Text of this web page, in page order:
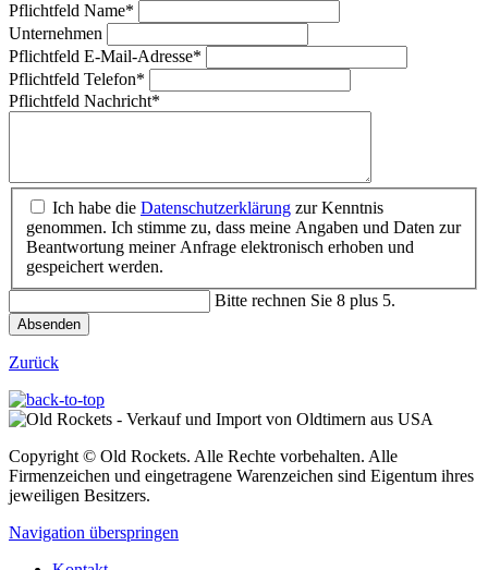
Pflichtfeld Name*
Unternehmen
Pflichtfeld E-Mail-Adresse*
Pflichtfeld Telefon*
Pflichtfeld Nachricht*
Ich habe die Datenschutzerklärung zur Kenntnis
genommen. Ich stimme zu, dass meine Angaben und Daten zur
Beantwortung meiner Anfrage elektronisch erhoben und
gespeichert werden.
Bitte rechnen Sie 8 plus 5.
Absenden
Zurück
Copyright © Old Rockets. Alle Rechte vorbehalten. Alle
Firmenzeichen und eingetragene Warenzeichen sind Eigentum ihres
jeweiligen Besitzers.
Navigation überspringen